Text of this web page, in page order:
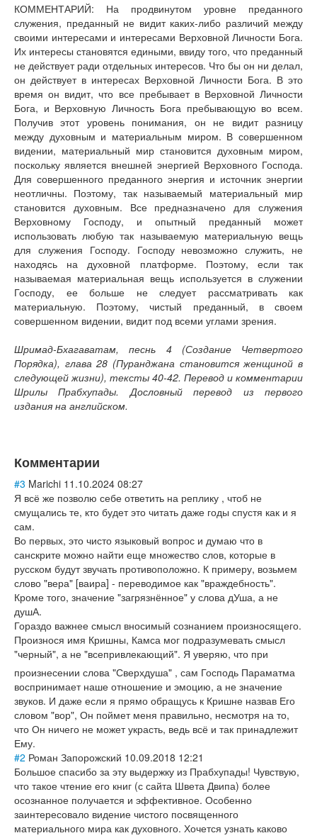
КОММЕНТАРИЙ: На продвинутом уровне преданного
служения, преданный не видит каких-либо различий между
своими интересами и интересами Верховной Личности Бога.
Их интересы становятся едиными, ввиду того, что преданный
не действует ради отдельных интересов. Что бы он ни делал,
он действует в интересах Верховной Личности Бога. В это
время он видит, что все пребывает в Верховной Личности
Бога, и Верховную Личность Бога пребывающую во всем.
Получив этот уровень понимания, он не видит разницу
между духовным и материальным миром. В совершенном
видении, материальный мир становится духовным миром,
поскольку является внешней энергией Верховного Господа.
Для совершенного преданного энергия и источник энергии
неотличны. Поэтому, так называемый материальный мир
становится духовным. Все предназначено для служения
Верховному Господу, и опытный преданный может
использовать любую так называемую материальную вещь
для служения Господу. Господу невозможно служить, не
находясь на духовной платформе. Поэтому, если так
называемая материальная вещь используется в служении
Господу, ее больше не следует рассматривать как
материальную. Поэтому, чистый преданный, в своем
совершенном видении, видит под всеми углами зрения.
Шримад-Бхагаватам, песнь 4 (Создание Четвертого
Порядка), глава 28 (Пуранджана становится женщиной в
следующей жизни), тексты 40-42. Перевод и комментарии
Шрилы Прабхупады. Дословный перевод из первого
издания на английском.
Комментарии
#3 Marichi 11.10.2024 08:27
Я всё же позволю себе ответить на реплику , чтоб не
смущались те, кто будет это читать даже годы спустя как и я
сам.
Во первых, это чисто языковый вопрос и думаю что в
санскрите можно найти еще множество слов, которые в
русском будут звучать противоположно. К примеру, возьмем
слово "вера" [ваира] - переводимое как "враждебность".
Кроме того, значение "загрязнённое" у слова дУша, а не
душА.
Гораздо важнее смысл вносимый сознанием произносящего.
Произнося имя Кришны, Камса мог подразумевать смысл
"черный", а не "всепривлекающий". Я уверяю, что при
произнесении слова "Сверхдуша" , сам Господь Параматма
воспринимает наше отношение и эмоцию, а не значение
звуков. И даже если я прямо обращусь к Кришне назвав Его
словом "вор", Он поймет меня правильно, несмотря на то,
что Он ничего не может украсть, ведь всё и так принадлежит
Ему.
#2 Роман Запорожский 10.09.2018 12:21
Большое спасибо за эту выдержку из Прабхупады! Чувствую,
что такое чтение его книг (с сайта Швета Двипа) более
осознанное получается и эффективное. Особенно
заинтересовало видение чистого посвященного
материального мира как духовного. Хочется узнать каково